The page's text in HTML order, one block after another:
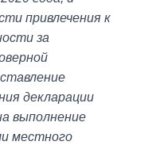
привлечения к
за
декларации
выполнение
местного